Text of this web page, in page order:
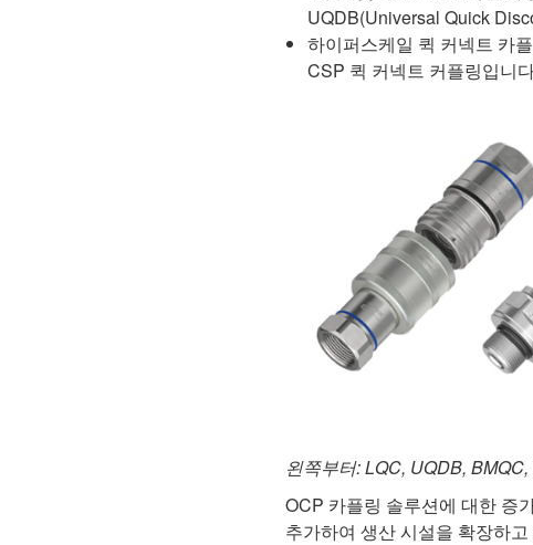
UQDB(Universal Quick
하이퍼스케일 퀵 커넥트 카
CSP 퀵 커넥트 커플링입니
왼쪽부터: LQC, UQDB,
OCP 카플링 솔루션에 대한 증
추가하여 생산 시설을 확장하